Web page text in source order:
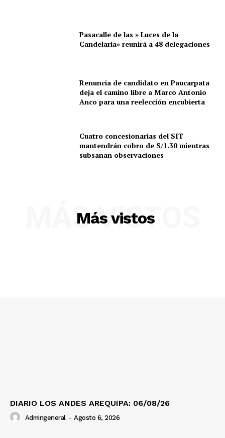
Pasacalle de las » Luces de la
Candelaria» reunirá a 48 delegaciones
Renuncia de candidato en Paucarpata
deja el camino libre a Marco Antonio
Anco para una reelección encubierta
Cuatro concesionarias del SIT
mantendrán cobro de S/1.30 mientras
subsanan observaciones
Más vistos
MÁS VISTOS
DIARIO LOS ANDES AREQUIPA: 06/08/26
Admingeneral - Agosto 6, 2026